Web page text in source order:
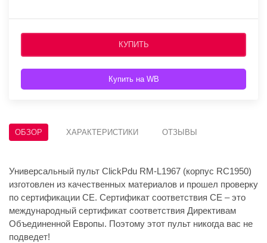
КУПИТЬ
Купить на WB
ОБЗОР ХАРАКТЕРИСТИКИ ОТЗЫВЫ
Универсальный пульт ClickPdu RM-L1967 (корпус RC1950)
изготовлен из качественных материалов и прошел проверку
по сертификации CE. Сертификат соответствия СЕ – это
международный сертификат соответствия Директивам
Объединенной Европы. Поэтому этот пульт никогда вас не
подведет!